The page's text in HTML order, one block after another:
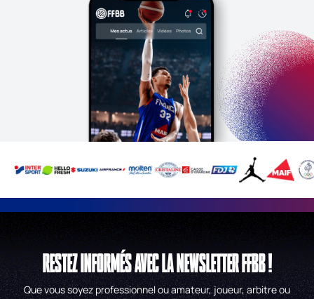
RESTEZ INFORMÉS AVEC LA NEWSLETTER FFBB !
Que vous soyez professionnel ou amateur, joueur, arbitre ou